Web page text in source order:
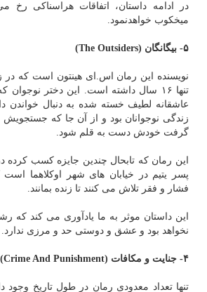
در ادامه داستان، اتفاقات هراسناكی رخ
میخكوب خواهدنمود.
۵- بیگانگان (The Outsiders)
نویسنده این رمان اس.ای هینتون است كه در
تنها ۱۶ سال داشته است. این دختر
عاشقانه لطیف خسته شده به دنبال خواندن
زندگی نوجوانان بود و از آن جا كه جستجویش
گرفت خودش دست به قلم شود.
این رمان كه تابحال چندین جایزه كسب
پسر یتیم در خیابان های شهر اوكلاهما
فشار و فقر تلاش می كنند تا زنده بمانند.
این داستان موثر به ما یادآوری می كند كه
نخواهد بود و عشق و دوستی حد و مرزی ندارد.
۴- جنایت و مكافات (Crime And Punishment)
تنها تعداد معدودی رمان در طول تاریخ وجود